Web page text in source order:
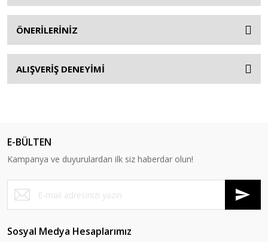
ÖNERİLERİNİZ
ALIŞVERİŞ DENEYİMİ
E-BÜLTEN
Kampanya ve duyurulardan ilk siz haberdar olun!
Sosyal Medya Hesaplarımız